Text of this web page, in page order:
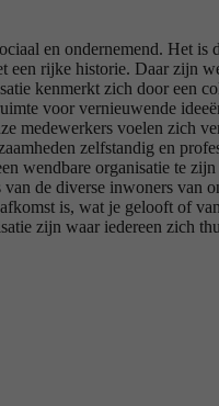
en ondernemend. Het is
een rijke historie. Daar zijn
kenmerkt zich door een
voor vernieuwende
medewerkers voelen zich
zelfstandig en
wendbare organisatie te
van de diverse inwoners van
is, wat je gelooft of
zijn waar iedereen zich